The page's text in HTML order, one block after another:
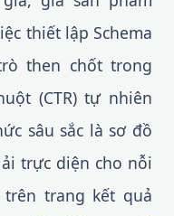
thiết lập Schema
then chốt trong
(CTR) tự nhiên
sâu sắc là sơ đồ
trực diện cho nỗi
trang kết quả